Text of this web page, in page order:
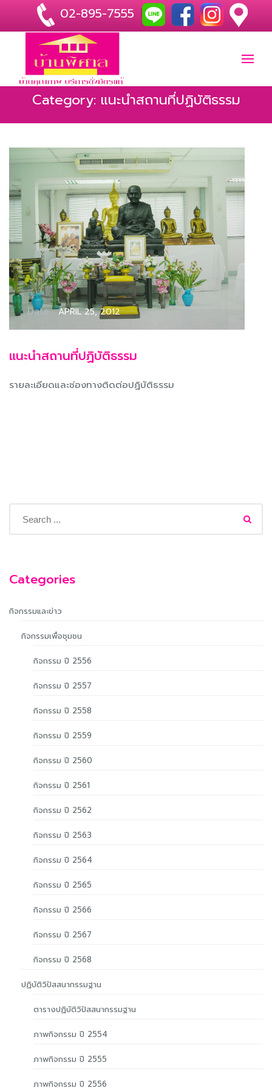
Category: แนะนำสถานที่ปฏิบัติธรรม
Date :APRIL 25, 2012
แนะนำสถานที่ปฏิบัติธรรม
รายละเอียดและช่องทางติดต่อปฏิบัติธรรม
Categories
กิจกรรมและข่าว
กิจกรรมเพื่อชุมชน
กิจกรรม ปี 2556
กิจกรรม ปี 2557
กิจกรรม ปี 2558
กิจกรรม ปี 2559
กิจกรรม ปี 2560
กิจกรรม ปี 2561
กิจกรรม ปี 2562
กิจกรรม ปี 2563
กิจกรรม ปี 2564
กิจกรรม ปี 2565
กิจกรรม ปี 2566
กิจกรรม ปี 2567
กิจกรรม ปี 2568
ปฏิบัติวิปัสสนากรรมฐาน
ตารางปฏิบัติวิปัสสนากรรมฐาน
ภาพกิจกรรม ปี 2554
ภาพกิจกรรม ปี 2555
ภาพกิจกรรม ปี 2556
02-895-7555